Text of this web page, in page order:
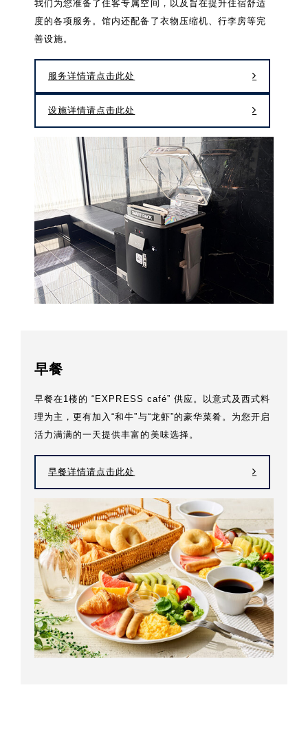
我们为您准备了住客专属空间，以及旨在提升住宿舒适
度的各项服务。馆内还配备了衣物压缩机、行李房等完
善设施。
服务详情请点击此处
设施详情请点击此处
早餐
早餐在1楼的 “EXPRESS café” 供应。以意式及西式料
理为主，更有加入“和牛”与“龙虾”的豪华菜肴。为您开启
活力满满的一天提供丰富的美味选择。
早餐详情请点击此处